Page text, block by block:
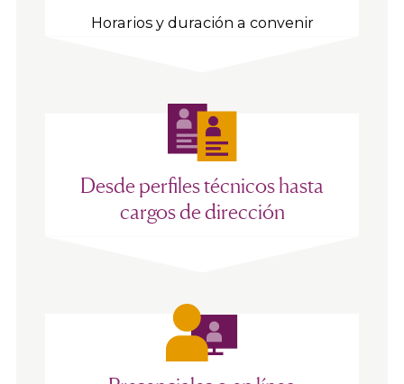
Horarios y duración a convenir
Desde perfiles técnicos hasta
cargos de dirección